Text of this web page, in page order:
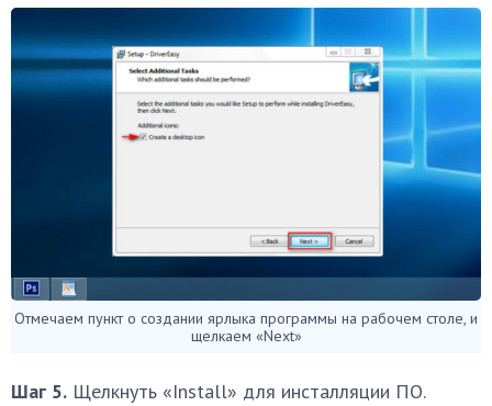
Отмечаем пункт о создании ярлыка программы на рабочем столе, и
щелкаем «Next»
Шаг 5. Щелкнуть «Install» для инсталляции ПО.